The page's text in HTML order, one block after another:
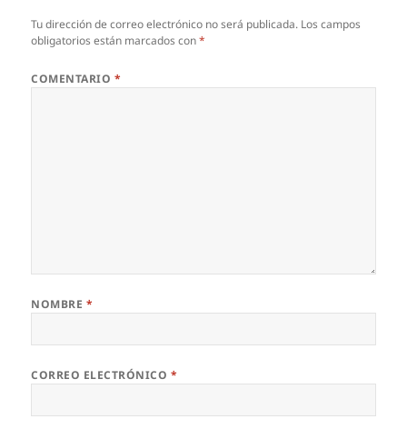
Tu dirección de correo electrónico no será publicada. Los campos
obligatorios están marcados con*
COMENTARIO *
NOMBRE *
CORREO ELECTRÓNICO *